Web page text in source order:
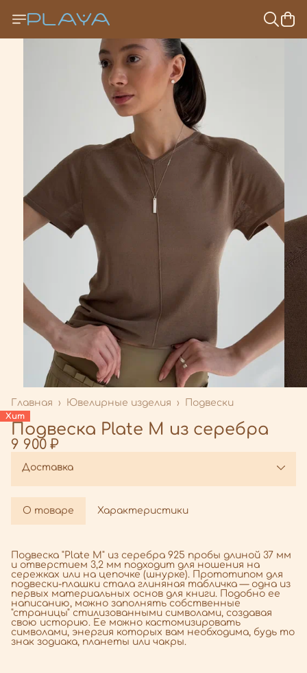
Подвески
Ювелирные изделия ›
Главная ›
Хит
Подвеска Plate M из серебра
9 900 ₽
Доставка
О товаре Характеристики
Подвеска "Plate M" из серебра 925 пробы длиной 37 мм
и отверстием 3,2 мм подходит для ношения на
сережках или на цепочке (шнурке). Прототипом для
подвески-плашки стала глиняная табличка — одна из
первых материальных основ для книги. Подобно ее
написанию, можно заполнять собственные
"страницы" стилизованными символами, создавая
свою историю. Ее можно кастомизировать
символами, энергия которых вам необходима, будь то
знак зодиака, планеты или чакры.